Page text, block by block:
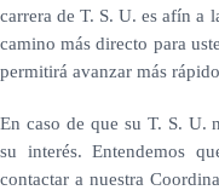
carrera de T. S. U. es afín a
camino más directo para
permitirá avanzar más
En caso de que su T. S. U.
su interés. Entendemos
contactar a nuestra